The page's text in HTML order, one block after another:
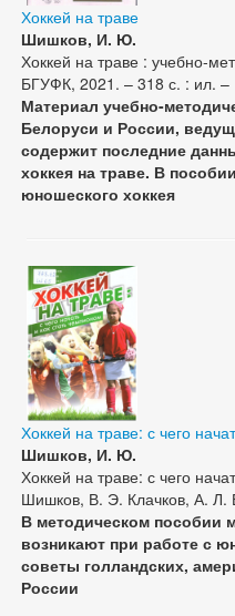
Хоккей на траве
Шишков, И. Ю.
Хоккей на траве : учебно-
БГУФК, 2021. – 318 с. : ил. –
Материал учебно-
Белоруси и России,
содержит последние
хоккея на траве. В
юношеского хоккея
Хоккей на траве: с чего
Шишков, И. Ю.
Хоккей на траве: с чего
Шишков, В. Э. Клачков, А. Л.
В методическом пособии
возникают при работе с
советы голландских,
России